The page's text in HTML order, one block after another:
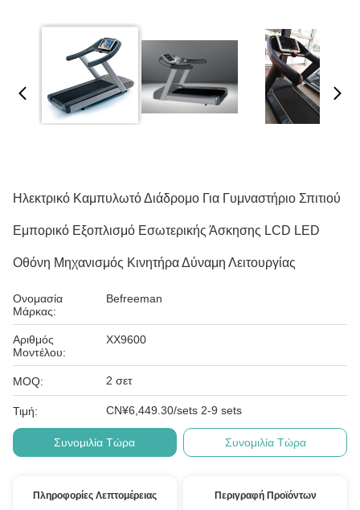
Ηλεκτρικό Καμπυλωτό Διάδρομο Για Γυμναστήριο Σπιτιού
Εμπορικό Εξοπλισμό Εσωτερικής Άσκησης LCD LED
Οθόνη Μηχανισμός Κινητήρα Δύναμη Λειτουργίας
Ονομασία
Μάρκας:
Befreeman
Αριθμός
Μοντέλου:
ΧΧ9600
MOQ: 2 σετ
Τιμή: CN¥6,449.30/sets 2-9 sets
Συνομιλία Τώρα Συνομιλία Τώρα
Πληροφορίες Λεπτομέρειας Περιγραφή Προϊόντων